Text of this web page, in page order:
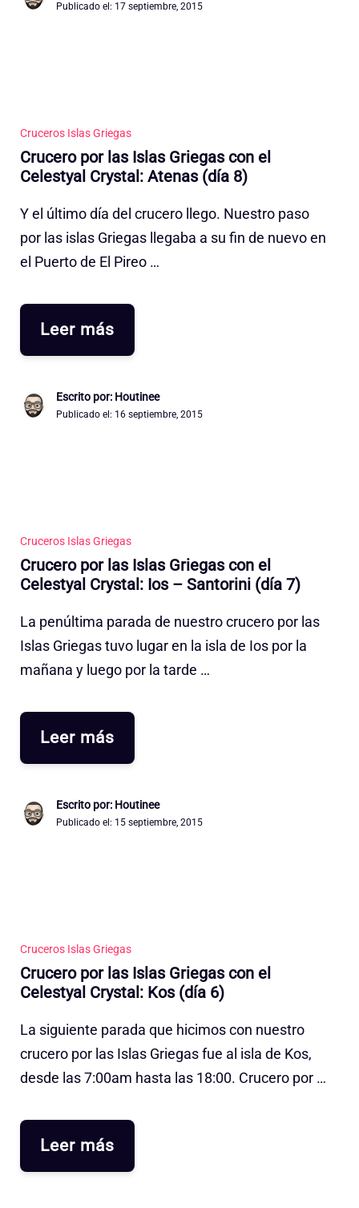
Publicado el: 17 septiembre, 2015
Cruceros Islas Griegas
Crucero por las Islas Griegas con el
Celestyal Crystal: Atenas (día 8)
Y el último día del crucero llego. Nuestro paso
por las islas Griegas llegaba a su fin de nuevo en
el Puerto de El Pireo …
Leer más
Escrito por: Houtinee
Publicado el: 16 septiembre, 2015
Cruceros Islas Griegas
Crucero por las Islas Griegas con el
Celestyal Crystal: Ios – Santorini (día 7)
La penúltima parada de nuestro crucero por las
Islas Griegas tuvo lugar en la isla de Ios por la
mañana y luego por la tarde …
Leer más
Escrito por: Houtinee
Publicado el: 15 septiembre, 2015
Cruceros Islas Griegas
Crucero por las Islas Griegas con el
Celestyal Crystal: Kos (día 6)
La siguiente parada que hicimos con nuestro
crucero por las Islas Griegas fue al isla de Kos,
desde las 7:00am hasta las 18:00. Crucero por …
Leer más